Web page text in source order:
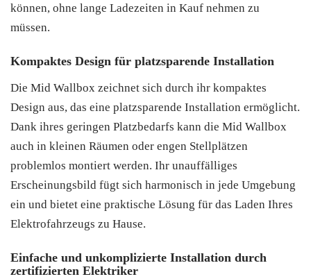
können, ohne lange Ladezeiten in Kauf nehmen zu
müssen.
Kompaktes Design für platzsparende Installation
Die Mid Wallbox zeichnet sich durch ihr kompaktes
Design aus, das eine platzsparende Installation ermöglicht.
Dank ihres geringen Platzbedarfs kann die Mid Wallbox
auch in kleinen Räumen oder engen Stellplätzen
problemlos montiert werden. Ihr unauffälliges
Erscheinungsbild fügt sich harmonisch in jede Umgebung
ein und bietet eine praktische Lösung für das Laden Ihres
Elektrofahrzeugs zu Hause.
Einfache und unkomplizierte Installation durch
zertifizierten Elektriker